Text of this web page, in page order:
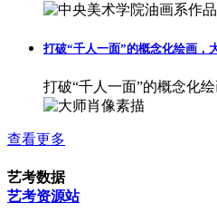
打破“千人一面”的概念化绘画，
打破“千人一面”的概念化
查看更多
艺考数据
艺考资源站